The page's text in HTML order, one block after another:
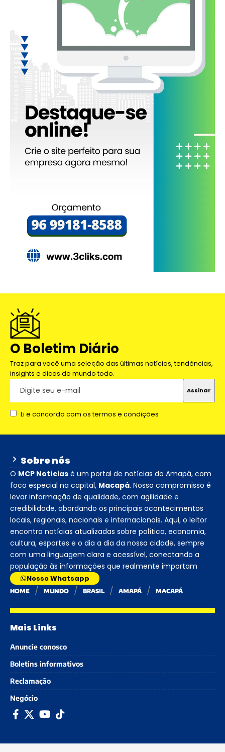
O Boletim Diário
Traz para você uma seleção das últimas notícias, tendências,
insights e dicas do mundo todo.
Li e concordo com os termos e condições
Sobre nós
O MCP Notícias é um portal de notícias do Amapá, com
foco especial na capital, Macapá. Nosso compromisso é
levar informação de qualidade, com agilidade e
credibilidade, abordando os principais acontecimentos
locais, regionais, nacionais e internacionais. Aqui, o leitor
encontra notícias atualizadas sobre política, economia,
cultura, esportes e o dia a dia da nossa cidade, sempre
com uma linguagem clara e acessível, conectando a
população às informações que realmente importam
Nosso Whatsapp
HOME MUNDO BRASIL AMAPÁ MACAPÁ
Mais Links
Anuncie conosco
Boletins informativos
Reclamação
Negócio